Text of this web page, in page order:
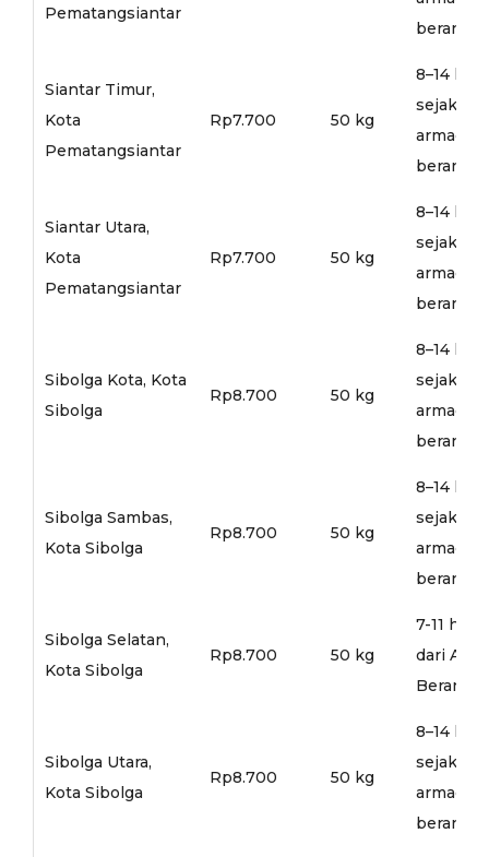
Pematangsiantar
Siantar Timur,
Kota
Pematangsiantar
Rp7.700 50 kg
8–14 hari
sejak
armada
Siantar Utara,
Kota
Pematangsiantar
Rp7.700 50 kg
8–14 hari
sejak
armada
Sibolga Kota, Kota
Sibolga
Rp8.700 50 kg
8–14 hari
sejak
armada
Sibolga Sambas,
Kota Sibolga
Rp8.700 50 kg
8–14 hari
sejak
armada
Sibolga Selatan,
Kota Sibolga
Rp8.700 50 kg
7-11 hari
dari
Sibolga Utara,
Kota Sibolga
Rp8.700 50 kg
8–14 hari
sejak
armada